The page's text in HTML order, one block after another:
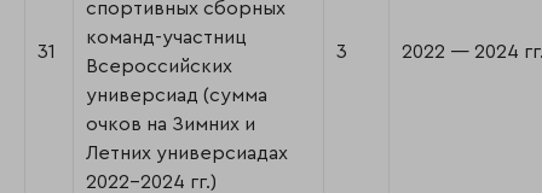
31
спортивных сборных
команд-участниц
Всероссийских
универсиад (сумма
очков на Зимних и
Летних универсиадах
2022-2024 гг.)
3 2022 — 2024